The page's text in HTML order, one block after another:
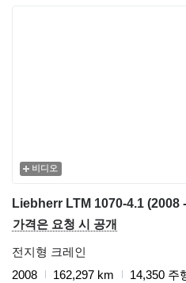
비디오
Liebherr LTM 1070-4.1 (2008
가격은 요청 시 공개
전지형 크레인
2008
162,297 km
14,350 주